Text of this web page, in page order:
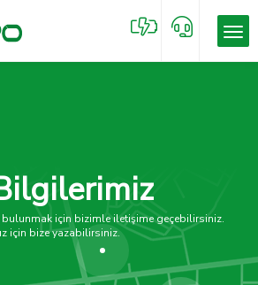
için bizimle iletişime geçebilirsiniz.
için bize yazabilirsiniz.